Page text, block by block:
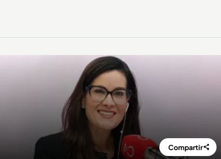
Compartir